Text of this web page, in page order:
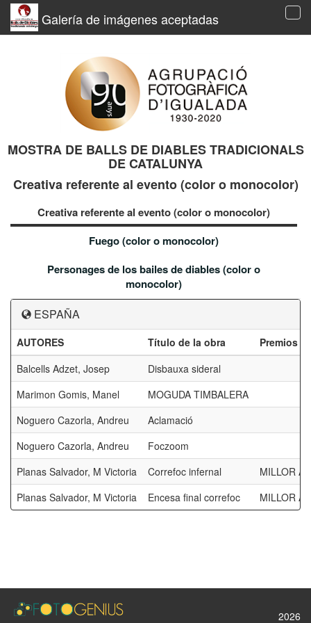
Galería de imágenes aceptadas
MOSTRA DE BALLS DE DIABLES TRADICIONALS
DE CATALUNYA
Creativa referente al evento (color o monocolor)
Creativa referente al evento (color o monocolor)
Fuego (color o monocolor)
Personages de los bailes de diables (color o
monocolor)
ESPAÑA
AUTORES Título de la obra
Premios
Balcells Adzet, Josep
Disbauxa sideral
Marimon Gomis, Manel
MOGUDA TIMBALERA
Noguero Cazorla, Andreu
Aclamació
Noguero Cazorla, Andreu
Foczoom
Planas Salvador, M Victoria
Correfoc infernal
MILLOR
Planas Salvador, M Victoria
Encesa final correfoc MILLOR
2026